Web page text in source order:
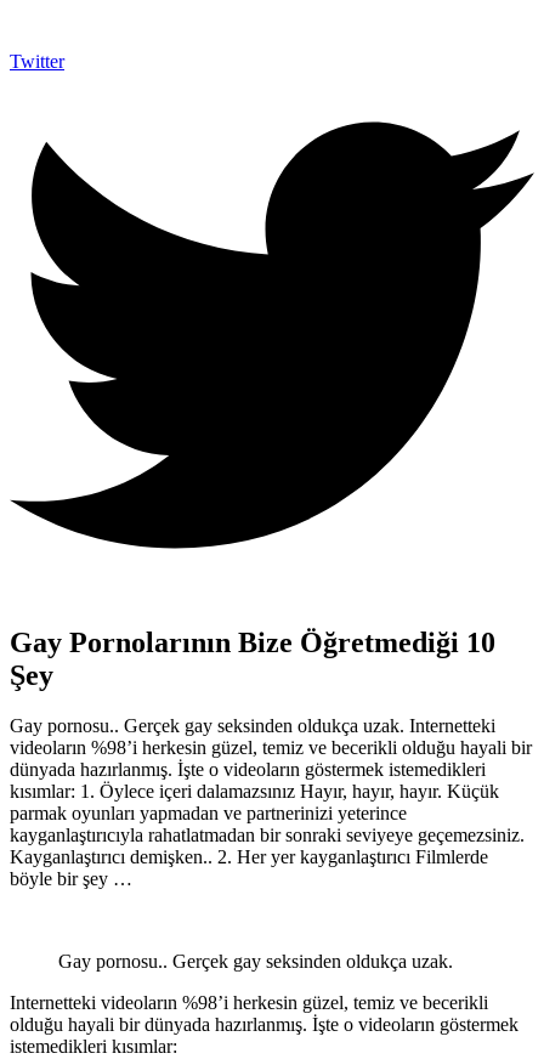
Twitter
Gay Pornolarının Bize Öğretmediği 10
Şey
Gay pornosu.. Gerçek gay seksinden oldukça uzak. Internetteki
videoların %98’i herkesin güzel, temiz ve becerikli olduğu hayali bir
dünyada hazırlanmış. İşte o videoların göstermek istemedikleri
kısımlar: 1. Öylece içeri dalamazsınız Hayır, hayır, hayır. Küçük
parmak oyunları yapmadan ve partnerinizi yeterince
kayganlaştırıcıyla rahatlatmadan bir sonraki seviyeye geçemezsiniz.
Kayganlaştırıcı demişken.. 2. Her yer kayganlaştırıcı Filmlerde
böyle bir şey …
Gay pornosu.. Gerçek gay seksinden oldukça uzak.
Internetteki videoların %98’i herkesin güzel, temiz ve becerikli
olduğu hayali bir dünyada hazırlanmış. İşte o videoların göstermek
istemedikleri kısımlar: